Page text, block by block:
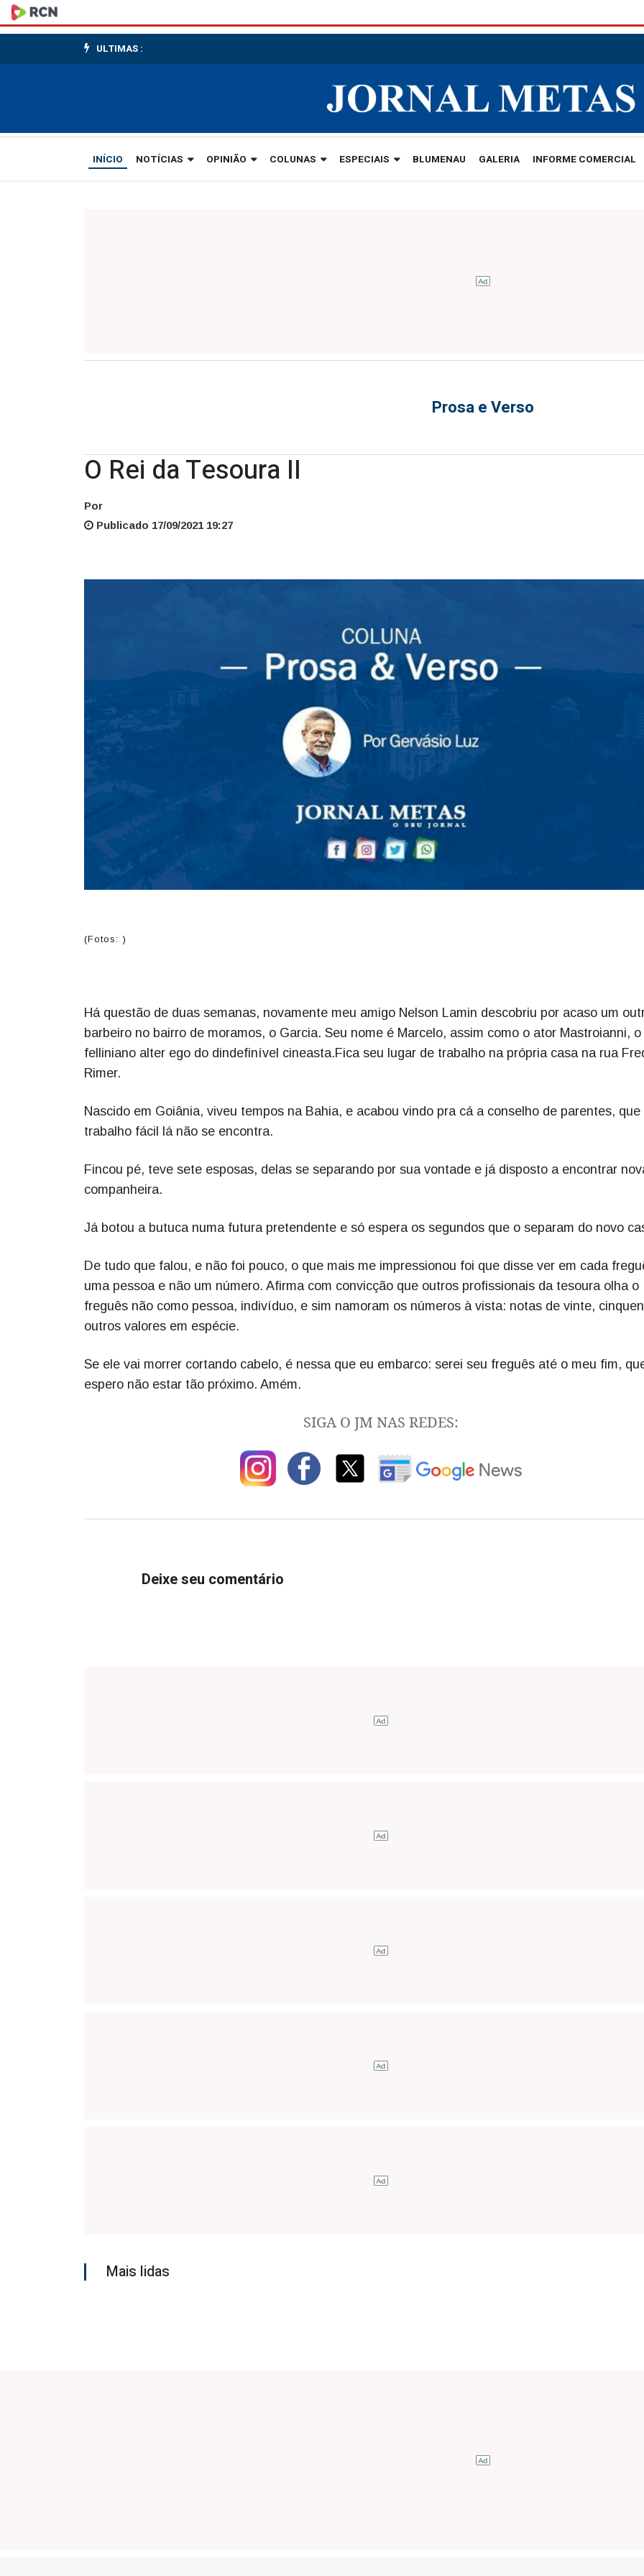
O
Rei
da
II
ULTIMAS :
INÍCIO NOTÍCIAS OPINIÃO COLUNAS ESPECIAIS BLUMENAU GALERIA INFORME COMERCIAL
Prosa e Verso
O Rei da Tesoura II
Por
Publicado 17/09/2021 19:27
(Fotos: )
Há questão de duas semanas, novamente meu amigo Nelson Lamin descobriu por acaso um
barbeiro no bairro de moramos, o Garcia. Seu nome é Marcelo, assim como o ator Mastroianni, o
felliniano alter ego do dindefinível cineasta.Fica seu lugar de trabalho na própria casa na rua
Rimer.
Nascido em Goiânia, viveu tempos na Bahia, e acabou vindo pra cá a conselho de parentes, que
trabalho fácil lá não se encontra.
Fincou pé, teve sete esposas, delas se separando por sua vontade e já disposto a encontrar
companheira.
Já botou a butuca numa futura pretendente e só espera os segundos que o separam do novo
De tudo que falou, e não foi pouco, o que mais me impressionou foi que disse ver em cada
uma pessoa e não um número. Afirma com convicção que outros profissionais da tesoura olha o
freguês não como pessoa, indivíduo, e sim namoram os números à vista: notas de vinte,
outros valores em espécie.
Se ele vai morrer cortando cabelo, é nessa que eu embarco: serei seu freguês até o meu fim,
espero não estar tão próximo. Amém.
SIGA O JM NAS REDES:
Deixe seu comentário
Mais lidas